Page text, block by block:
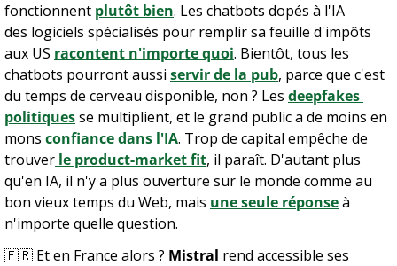
fonctionnent plutôt bien. Les chatbots dopés à l'IA
des logiciels spécialisés pour remplir sa feuille d'impôts
aux US racontent n'importe quoi. Bientôt, tous les
chatbots pourront aussi servir de la pub, parce que c'est
du temps de cerveau disponible, non ? Les deepfakes
politiques se multiplient, et le grand public a de moins en
mons confiance dans l'IA. Trop de capital empêche de
trouver le product-market fit, il paraît. D'autant plus
qu'en IA, il n'y a plus ouverture sur le monde comme au
bon vieux temps du Web, mais une seule réponse à
n'importe quelle question.
🇫🇷 Et en France alors ? Mistral rend accessible ses